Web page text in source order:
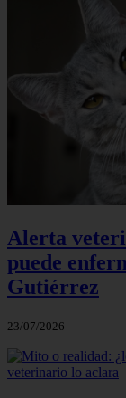
Alerta
puede
Gutiérrez
23/07/2026